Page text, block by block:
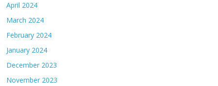
April 2024
March 2024
February 2024
January 2024
December 2023
November 2023